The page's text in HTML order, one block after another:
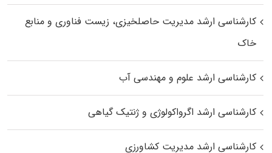
کارشناسی ارشد مدیریت حاصلخیزی، زیست فناوری و منابع
خاک
کارشناسی ارشد علوم و مهندسی آب
کارشناسی ارشد اگرواکولوژی و ژنتیک گیاهی
کارشناسی ارشد مدیریت کشاورزی